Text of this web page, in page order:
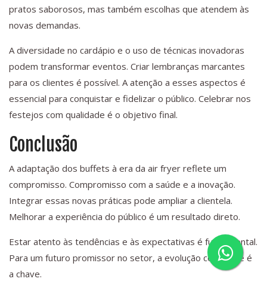
pratos saborosos, mas também escolhas que atendem às
novas demandas.
A diversidade no cardápio e o uso de técnicas inovadoras
podem transformar eventos. Criar lembranças marcantes
para os clientes é possível. A atenção a esses aspectos é
essencial para conquistar e fidelizar o público. Celebrar nos
festejos com qualidade é o objetivo final.
Conclusão
A adaptação dos buffets à era da air fryer reflete um
compromisso. Compromisso com a saúde e a inovação.
Integrar essas novas práticas pode ampliar a clientela.
Melhorar a experiência do público é um resultado direto.
Estar atento às tendências e às expectativas é fundamental.
Para um futuro promissor no setor, a evolução constante é
a chave.